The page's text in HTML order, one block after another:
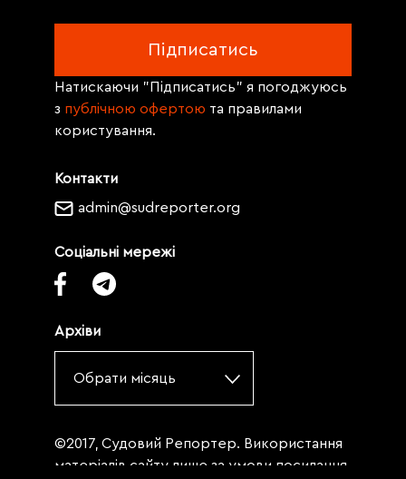
Контакти
admin@sudreporter.org
Соціальні мережі
Архіви
Обрати місяць
Натискаючи "Підписатись" я погоджуюсь
з публічною офертою та правилами
користування.
©2017, Судовий Репортер. Використання
матеріалів сайту лише за умови посилання